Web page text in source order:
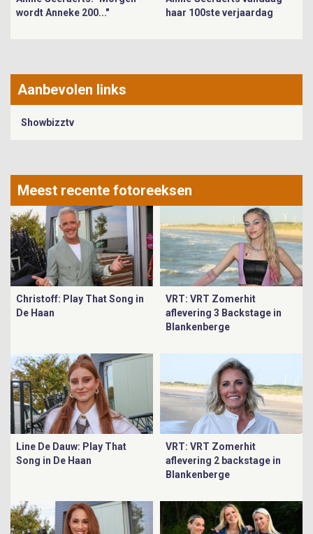
wordt Anneke 200..."
haar 100ste verjaardag
Aanbevolen links
Showbizztv
Meest recente fotoreeksen
Christoff: Play That Song in
De Haan
VRT: VRT Zomerhit
aflevering 3 Backstage in
Blankenberge
Line De Dauw: Play That
Song in De Haan
VRT: VRT Zomerhit
aflevering 2 backstage in
Blankenberge